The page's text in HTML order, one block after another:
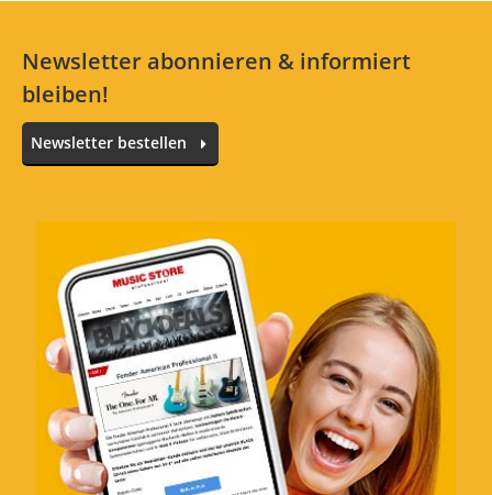
Sitzt super am Finger
Bewertung von: Basti
Sitz, toller klang
Verarbeitung
Features
Preis/Leistung
0 von 0 fanden diese Rezension hilfreich
War diese Rezension hilfreich?
Newsletter abonnieren & informiert
bleiben!
Newsletter bestellen